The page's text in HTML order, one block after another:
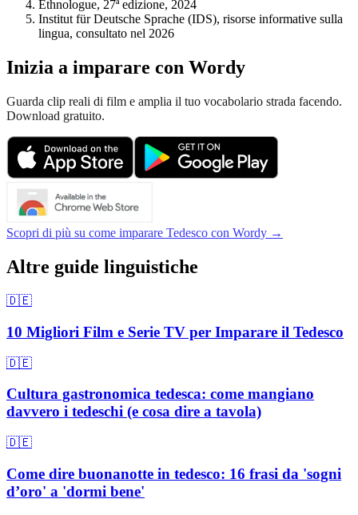
Ethnologue, 27ª edizione, 2024
Institut für Deutsche Sprache (IDS), risorse informative sulla
lingua, consultato nel 2026
Inizia a imparare con Wordy
Guarda clip reali di film e amplia il tuo vocabolario strada facendo.
Download gratuito.
Scopri di più su come imparare Tedesco con Wordy →
Altre guide linguistiche
🇩🇪
10 Migliori Film e Serie TV per Imparare il Tedesco
🇩🇪
Cultura gastronomica tedesca: come mangiano
davvero i tedeschi (e cosa dire a tavola)
🇩🇪
Come dire buonanotte in tedesco: 16 frasi da 'sogni
d’oro' a 'dormi bene'